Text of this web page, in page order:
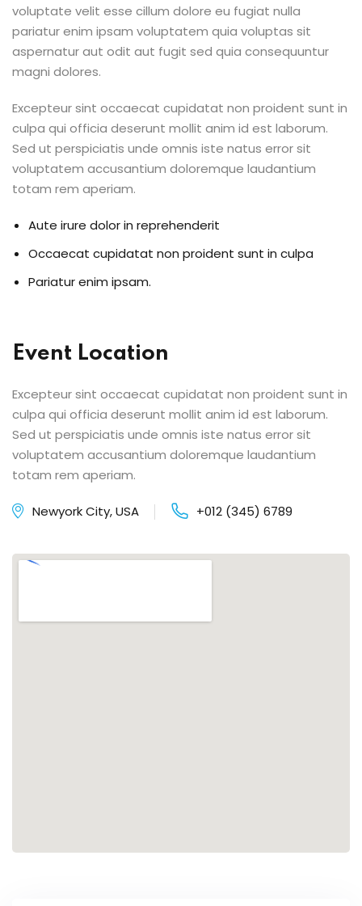
voluptate velit esse cillum dolore eu fugiat nulla
pariatur enim ipsam voluptatem quia voluptas sit
aspernatur aut odit aut fugit sed quia consequuntur
magni dolores.
Excepteur sint occaecat cupidatat non proident sunt in
culpa qui officia deserunt mollit anim id est laborum.
Sed ut perspiciatis unde omnis iste natus error sit
voluptatem accusantium doloremque laudantium
totam rem aperiam.
Aute irure dolor in reprehenderit
Occaecat cupidatat non proident sunt in culpa
Pariatur enim ipsam.
Event Location
Excepteur sint occaecat cupidatat non proident sunt in
culpa qui officia deserunt mollit anim id est laborum.
Sed ut perspiciatis unde omnis iste natus error sit
voluptatem accusantium doloremque laudantium
totam rem aperiam.
Newyork City, USA +012 (345) 6789